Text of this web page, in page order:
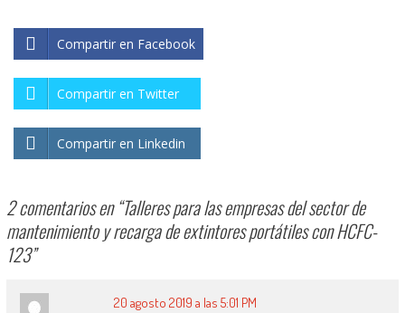
Compartir en Facebook
Compartir en Twitter
Compartir en Linkedin
2 comentarios en “Talleres para las empresas del sector de
mantenimiento y recarga de extintores portátiles con HCFC-
123”
20 agosto 2019 a las 5:01 PM